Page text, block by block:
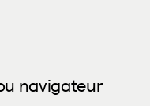
navigateur